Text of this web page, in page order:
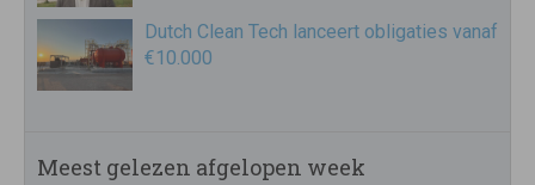
Dutch Clean Tech lanceert obligaties vanaf
€10.000
Meest gelezen afgelopen week